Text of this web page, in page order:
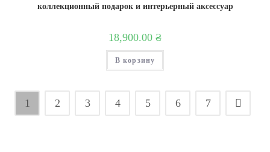
коллекционный подарок и интерьерный аксессуар
18,900.00 ₴
В корзину
1 2 3 4 5 6 7